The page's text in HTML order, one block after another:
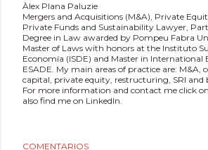
Àlex Plana Paluzie
Mergers and Acquisitions (M&A), Private
Private Funds and Sustainability Lawyer,
Degree in Law awarded by Pompeu Fabra
Master of Laws with honors at the Instituto
Economía (ISDE) and Master in International
ESADE. My main areas of practice are: M&A,
capital, private equity, restructuring, SRI and
For more information and contact me click
also find me on LinkedIn.
COMENTARIOS